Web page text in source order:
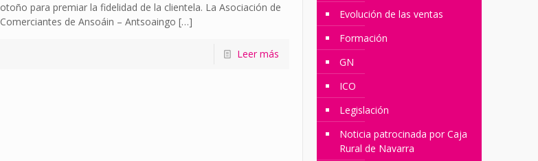
otoño para premiar la fidelidad de la clientela. La Asociación de
Comerciantes de Ansoáin – Antsoaingo […]
Leer más
Evolución de las ventas
Formación
GN
ICO
Legislación
Noticia patrocinada por Caja
Rural de Navarra